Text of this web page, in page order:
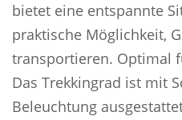
bietet eine entspannte
praktische Möglichkeit,
transportieren. Optimal
Das Trekkingrad ist mit
Beleuchtung